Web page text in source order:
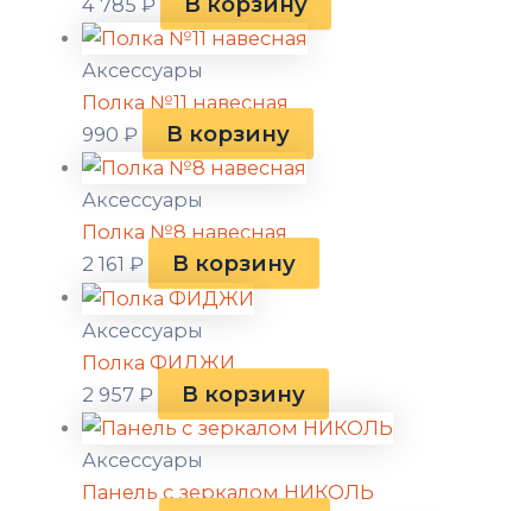
Аксессуары
Полка №11 навесная
990₽ В корзину
Аксессуары
Полка №8 навесная
2 161₽ В корзину
Аксессуары
Полка ФИДЖИ
2 957₽ В корзину
Аксессуары
Панель с зеркалом НИКОЛЬ